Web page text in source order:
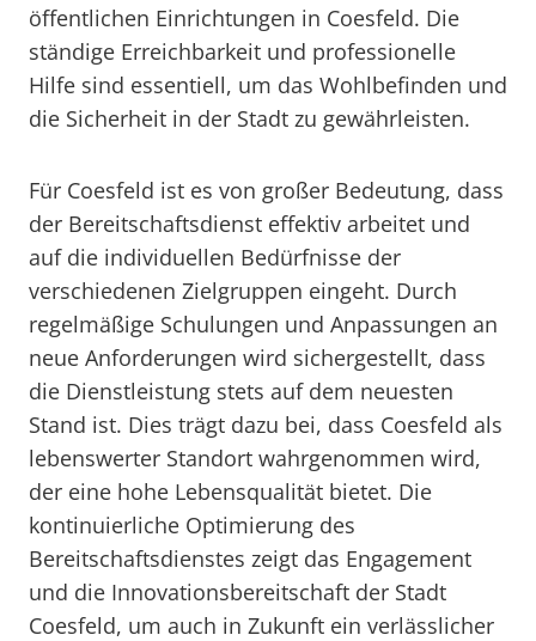
öffentlichen Einrichtungen in Coesfeld. Die
ständige Erreichbarkeit und professionelle
Hilfe sind essentiell, um das Wohlbefinden und
die Sicherheit in der Stadt zu gewährleisten.
Für Coesfeld ist es von großer Bedeutung, dass
der Bereitschaftsdienst effektiv arbeitet und
auf die individuellen Bedürfnisse der
verschiedenen Zielgruppen eingeht. Durch
regelmäßige Schulungen und Anpassungen an
neue Anforderungen wird sichergestellt, dass
die Dienstleistung stets auf dem neuesten
Stand ist. Dies trägt dazu bei, dass Coesfeld als
lebenswerter Standort wahrgenommen wird,
der eine hohe Lebensqualität bietet. Die
kontinuierliche Optimierung des
Bereitschaftsdienstes zeigt das Engagement
und die Innovationsbereitschaft der Stadt
Coesfeld, um auch in Zukunft ein verlässlicher